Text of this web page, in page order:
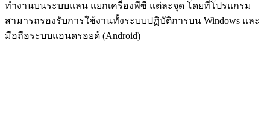
ทำงานบนระบบแลน แยกเครื่องพีซี แต่ละจุด โดยที่โปรแกรม
สามารถรองรับการใช้งานทั้งระบบปฏิบัติการบน Windows และ
มือถือระบบแอนดรอยด์ (Android)